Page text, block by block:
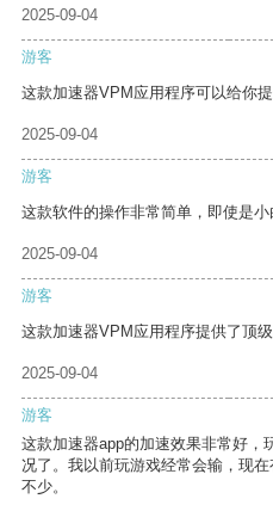
2025-09-04
游客
这款加速器VPM应用程序可以给你
2025-09-04
游客
这款软件的操作非常简单，即使是小
2025-09-04
游客
这款加速器VPM应用程序提供了顶
2025-09-04
游客
这款加速器app的加速效果非常好，
况了。我以前玩游戏经常会输，现
不少。